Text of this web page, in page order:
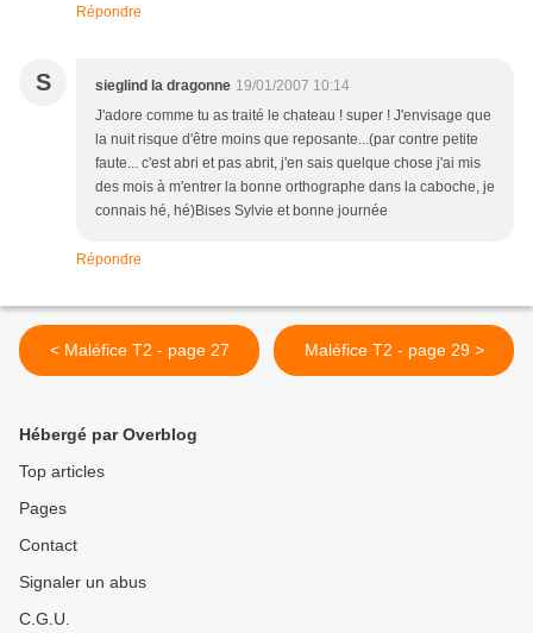
Répondre
S sieglind la dragonne 19/01/2007 10:14
J'adore comme tu as traité le chateau ! super ! J'envisage que
la nuit risque d'être moins que reposante...(par contre petite
faute... c'est abri et pas abrit, j'en sais quelque chose j'ai mis
des mois à m'entrer la bonne orthographe dans la caboche, je
connais hé, hé)Bises Sylvie et bonne journée
Répondre
< Maléfice T2 - page 27 Maléfice T2 - page 29 >
Hébergé par Overblog
Top articles
Pages
Contact
Signaler un abus
C.G.U.